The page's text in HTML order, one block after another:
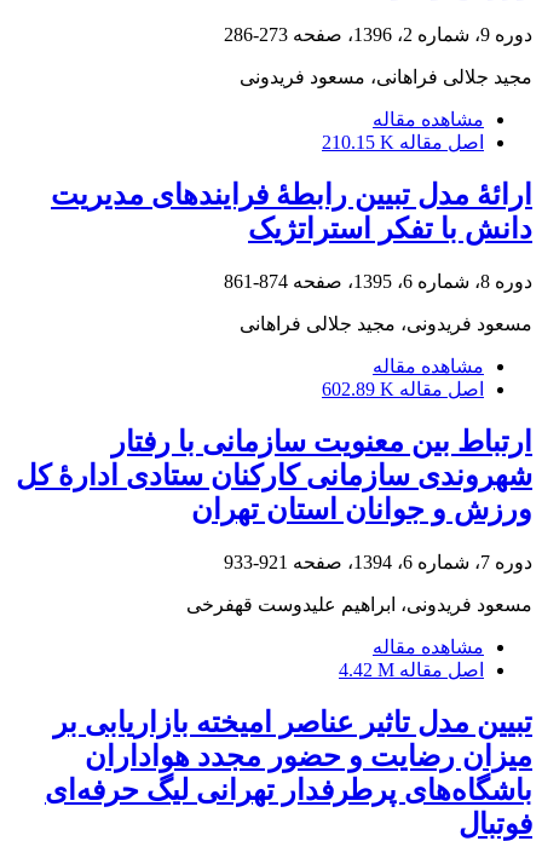
دوره 9، شماره 2، 1396، صفحه 273-286
مجید جلالی فراهانی، مسعود فریدونی
مشاهده مقاله
اصل مقاله 210.15 K
ارائۀ مدل تبیین رابطۀ فرایندهای مدیریت
دانش با تفکر استراتژیک
دوره 8، شماره 6، 1395، صفحه 874-861
مسعود فریدونی، مجید جلالی فراهانی
مشاهده مقاله
اصل مقاله 602.89 K
ارتباط بین معنویت سازمانی با رفتار
شهروندی سازمانی کارکنان ستادی ادارۀ کل
ورزش و جوانان استان تهران
دوره 7، شماره 6، 1394، صفحه 921-933
مسعود فریدونی، ابراهیم علیدوست قهفرخی
مشاهده مقاله
اصل مقاله 4.42 M
تبیین مدل تاثیر عناصر امیخته بازاریابی بر
میزان رضایت و حضور مجدد هواداران
باشگاه‌های پرطرفدار تهرانی لیگ حرفه‌ای
فوتبال